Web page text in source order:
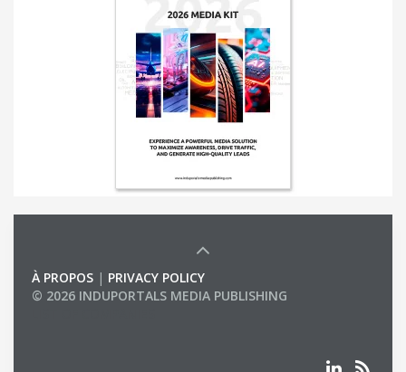
À PROPOS | PRIVACY POLICY
© 2026 INDUPORTALS MEDIA PUBLISHING